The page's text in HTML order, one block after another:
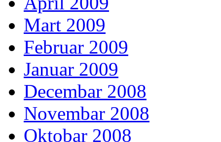
Mart 2009
Februar 2009
Januar 2009
Decembar 2008
Novembar 2008
Oktobar 2008